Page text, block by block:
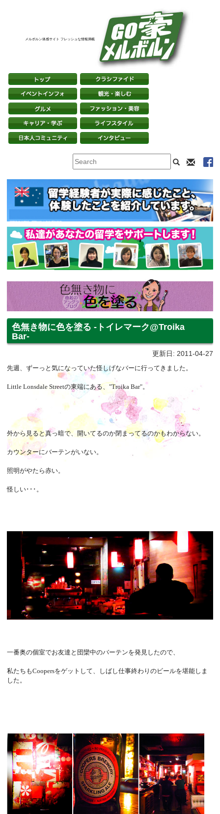
メルボルン体感サイト フレッシュな情報満載
色無き物に色を塗る -トイレマーク@Troika
Bar-
更新日: 2011-04-27
先週、ずーっと気になっていた怪しげなバーに行ってきました。
Little Lonsdale Streetの東端にある、"Troika Bar"。
外から見ると真っ暗で、開いてるのか閉まってるのかもわからない。
カウンターにバーテンがいない。
照明がやたら赤い。
怪しい･･･。
一番奥の個室でお友達と団欒中のバーテンを発見したので、
私たちもCoopersをゲットして、しばし仕事終わりのビールを堪能しま
した。